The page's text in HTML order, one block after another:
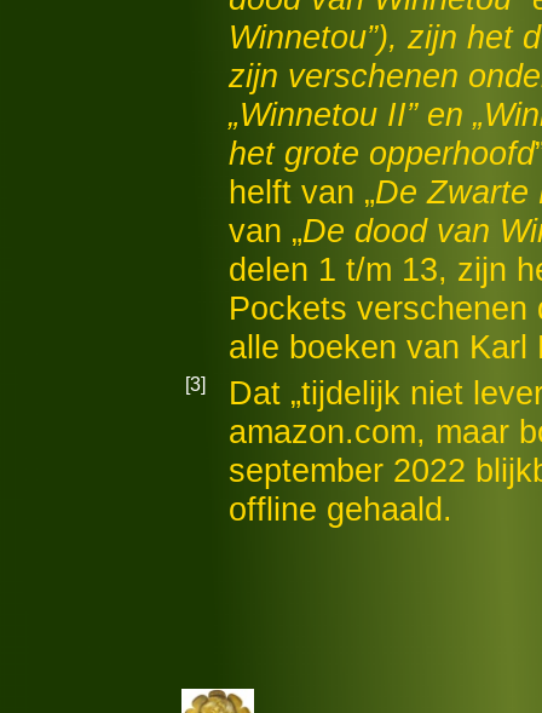
Winnetou”), zijn het
zijn verschenen
„Winnetou II” en „
het grote opperhoofd
helft van „De Zwarte
van „De dood van
delen 1 t/m 13, zijn
Pockets verschenen
alle boeken van Karl
[3]
Dat „tijdelijk niet
amazon.com, maar
september 2022
offline gehaald.